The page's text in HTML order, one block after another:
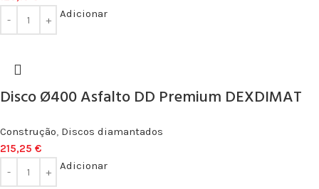
Adicionar
Disco Ø400 Asfalto DD Premium DEXDIMAT
Construção, Discos diamantados
215,25 €
Adicionar